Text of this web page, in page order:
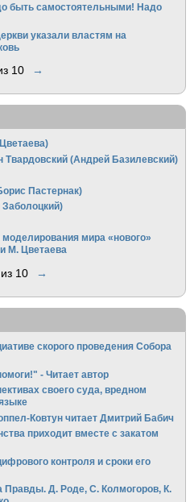
быть самостоятельными! Надо
указали властям на
10 →
(Андрей Базилевский)
Пастернак)
Заболоцкий)
моделирования мира «нового»
М. Цветаева
10 →
скорого проведения Собора
- Читает автор
своего суда, вредном
Ковтун читает Дмитрий Бабич
приходит вместе с закатом
контроля и сроки его
Правды. Д. Роде, С. Колмогоров, К.